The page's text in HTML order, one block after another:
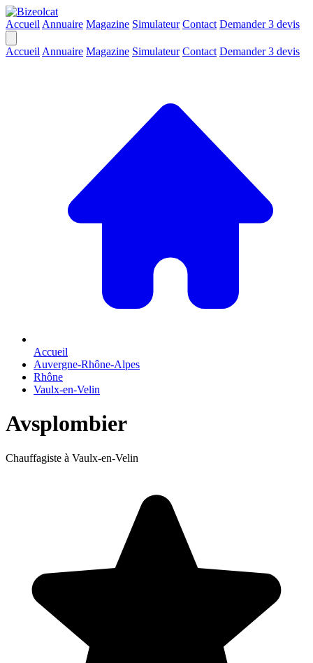
Accueil Annuaire Magazine Simulateur Contact Demander 3 devis
Accueil Annuaire Magazine Simulateur Contact Demander 3 devis
Accueil
Auvergne-Rhône-Alpes
Rhône
Vaulx-en-Velin
Avsplombier
Chauffagiste à Vaulx-en-Velin